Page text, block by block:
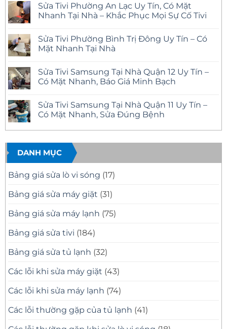
bình
luận
ở
Phường
Tân
Tạo
Có
Mặt
Nhanh
Báo
Giá
Minh
Sửa Tivi Phường An Lạc Uy Tín, Có Mặt
Nhanh Tại Nhà – Khắc Phục Mọi Sự Cố Tivi
bình
luận
ở
Phường
An
Lạc
Có
Mặt
Nhanh
Nhà
Khắc
Phục
Mọi
Sự
Cố
Tivi
Sửa Tivi Phường Bình Trị Đông Uy Tín – Có
Mặt Nhanh Tại Nhà
bình
luận
ở
Phường
Bình
Trị
Uy
–
Có
Mặt
Nhanh
Tại
Nhà
Sửa Tivi Samsung Tại Nhà Quận 12 Uy Tín –
Có Mặt Nhanh, Báo Giá Minh Bạch
bình
luận
ở
Tivi
Tại
Nhà
Quận
12
Uy
Tín
Có
Mặt
Báo
Giá
Bạch
Sửa Tivi Samsung Tại Nhà Quận 11 Uy Tín –
Có Mặt Nhanh, Sửa Đúng Bệnh
có
luận
ở
Sửa
Tivi
Samsung
Tại
Quận
11
Tín
–
Mặt
Nhanh,
Đúng
Bệnh
DANH MỤC
Bảng giá sửa lò vi sóng (17)
Bảng giá sửa máy giặt (31)
Bảng giá sửa máy lạnh (75)
Bảng giá sửa tivi (184)
Bảng giá sửa tủ lạnh (32)
Các lỗi khi sửa máy giặt (43)
Các lỗi khi sửa máy lạnh (74)
Các lỗi thường gặp của tủ lạnh (41)